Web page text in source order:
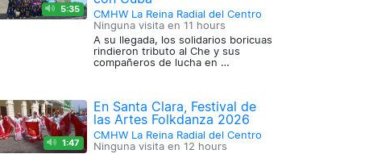
5:35
CMHW La Reina Radial del Centro
Ninguna visita en 11 hours
A su llegada, los solidarios boricuas
rindieron tributo al Che y sus
compañeros de lucha en …
1:47
En Santa Clara, Festival de
las Artes Folkdanza 2026
CMHW La Reina Radial del Centro
Ninguna visita en 12 hours